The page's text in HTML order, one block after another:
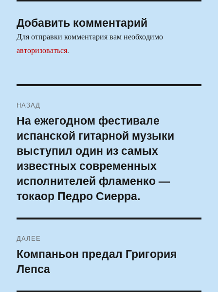
Добавить комментарий
Для отправки комментария вам необходимо
авторизоваться.
по
записям
НАЗАД
Предыдущая
запись:
На ежегодном фестивале
испанской гитарной музыки
выступил один из самых
известных современных
исполнителей фламенко —
токаор Педро Сиерра.
ДАЛЕЕ
Следующая
запись:
Компаньон предал Григория
Лепса